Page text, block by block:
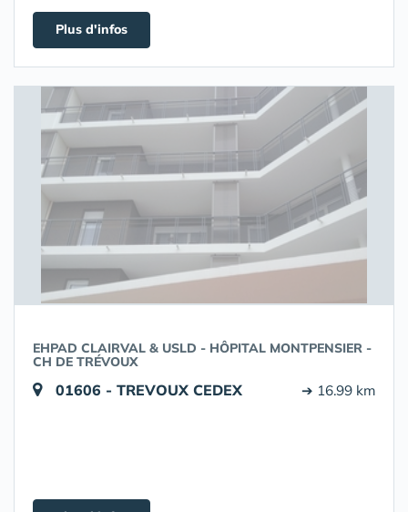
Plus d'infos
EHPAD CLAIRVAL & USLD - HÔPITAL MONTPENSIER -
CH DE TRÉVOUX
01606 - TREVOUX CEDEX ➔ 16.99 km